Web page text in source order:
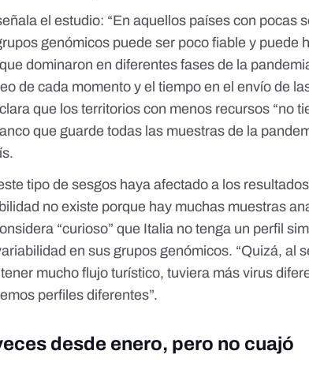
el estudio: “En aquellos países con pocas
genómicos puede ser poco fiable y puede
dominaron en diferentes fases de la
de cada momento y el tiempo en el envío de
que los territorios con menos recursos “no
que guarde todas las muestras de la
tipo de sesgos haya afectado a los
no existe porque hay muchas muestras
“curioso” que Italia no tenga un perfil
en sus grupos genómicos. “Quizá, al
mucho flujo turístico, tuviera más virus
perfiles diferentes”.
desde enero, pero no cuajó